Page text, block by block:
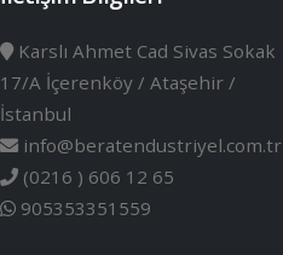
Karslı Ahmet Cad Sivas Sokak
17/A İçerenköy / Ataşehir /
İstanbul
info@beratendustriyel.com.tr
(0216 ) 606 12 65
905353351559